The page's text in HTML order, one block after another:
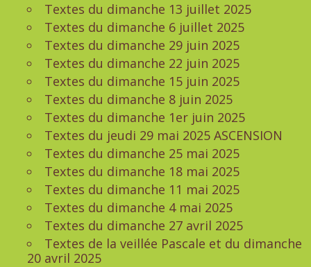
Textes du dimanche 13 juillet 2025
Textes du dimanche 6 juillet 2025
Textes du dimanche 29 juin 2025
Textes du dimanche 22 juin 2025
Textes du dimanche 15 juin 2025
Textes du dimanche 8 juin 2025
Textes du dimanche 1er juin 2025
Textes du jeudi 29 mai 2025 ASCENSION
Textes du dimanche 25 mai 2025
Textes du dimanche 18 mai 2025
Textes du dimanche 11 mai 2025
Textes du dimanche 4 mai 2025
Textes du dimanche 27 avril 2025
Textes de la veillée Pascale et du dimanche
20 avril 2025